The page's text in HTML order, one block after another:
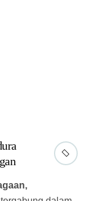
yang tak
berbagai iklim
kelahiran